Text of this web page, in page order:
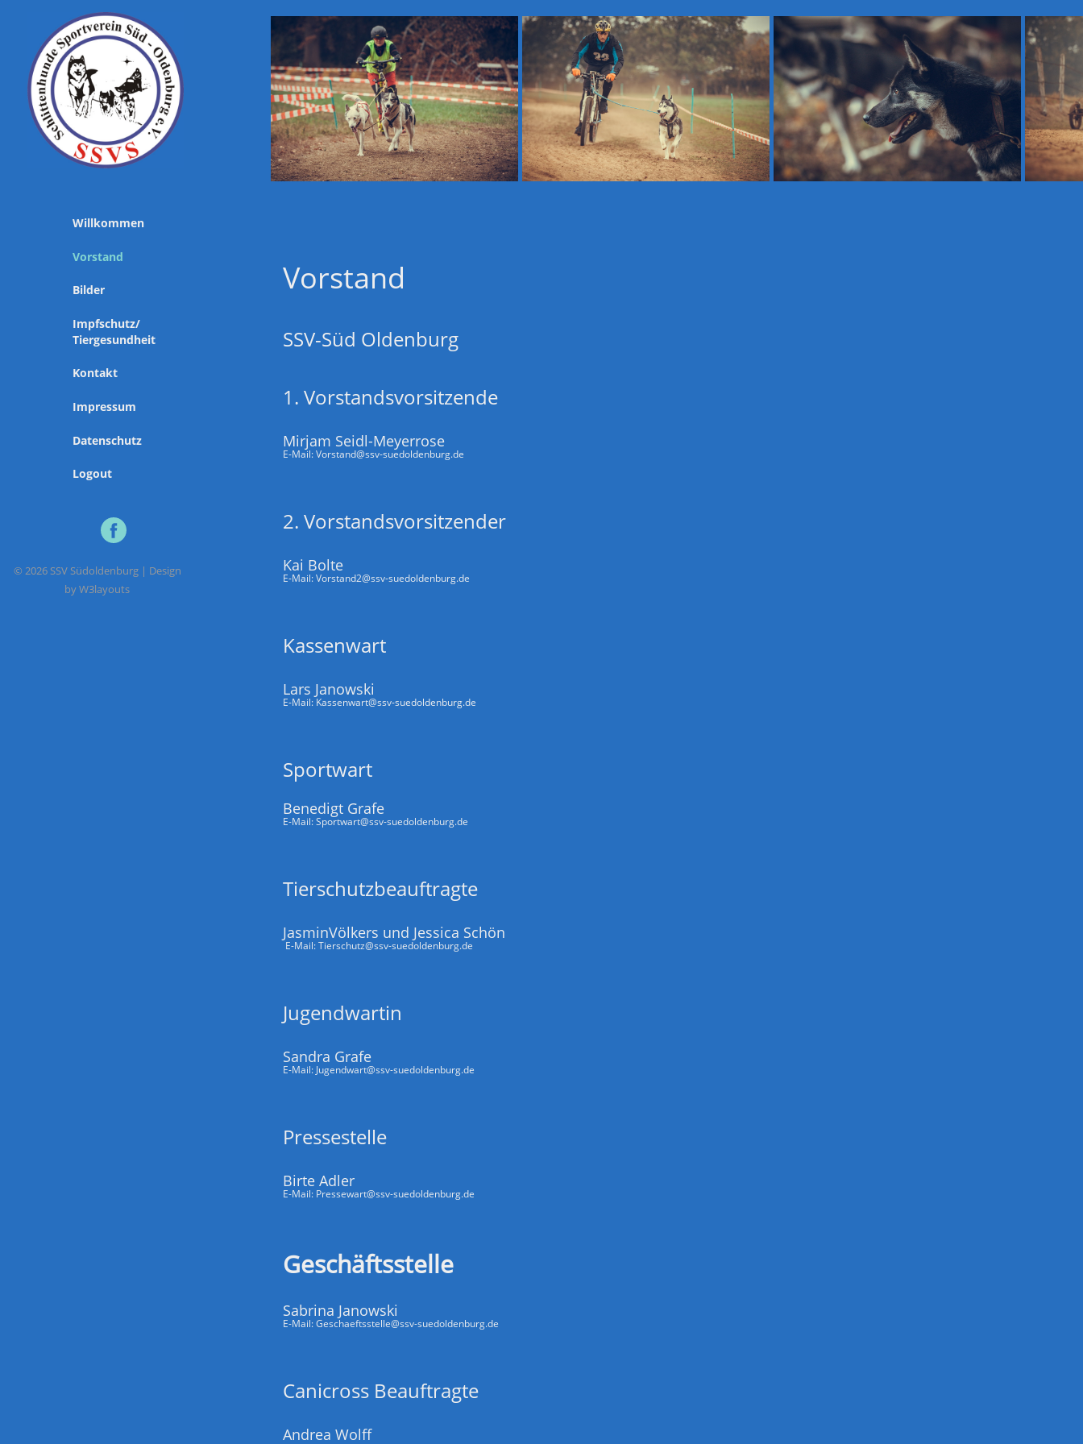
Willkommen
Vorstand
Bilder
Impfschutz/
Tiergesundheit
Kontakt
Impressum
Datenschutz
Logout
© 2026 SSV Südoldenburg | Design
byW3layouts
Vorstand
SSV-Süd Oldenburg
1. Vorstandsvorsitzende
Mirjam Seidl-Meyerrose
E-Mail:Vorstand@ssv-suedoldenburg.de
2. Vorstandsvorsitzender
Kai Bolte
E-Mail:Vorstand2@ssv-suedoldenburg.de
Kassenwart
Lars Janowski
E-Mail: Kassenwart@ssv-suedoldenburg.de
Sportwart
Benedigt Grafe
E-Mail:Sportwart@ssv-suedoldenburg.de
Tierschutzbeauftragte
JasminVölkers und Jessica Schön
E-Mail:Tierschutz@ssv-suedoldenburg.de
Jugendwartin
Sandra Grafe
E-Mail: Jugendwart@ssv-suedoldenburg.de
Pressestelle
Birte Adler
E-Mail: Pressewart@ssv-suedoldenburg.de
Geschäftsstelle
Sabrina Janowski
E-Mail:Geschaeftsstelle@ssv-suedoldenburg.de
Canicross Beauftragte
Andrea Wolff